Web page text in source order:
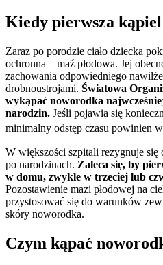
Kiedy pierwsza
Zaraz po porodzie ciało dziecka
ochronna – maź płodowa. Jej
zachowania odpowiedniego
drobnoustrojami. Światowa
wykąpać noworodka
narodzin. Jeśli pojawia się
minimalny odstęp czasu powinien
W większości szpitali rezygnuje
po narodzinach. Zaleca się, by
w domu, zwykle w trzeciej lub
Pozostawienie mazi płodowej na
przystosować się do warunków
skóry noworodka.
Czym kąpać